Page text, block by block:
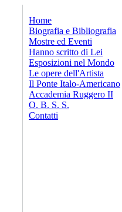
Home
Biografia e Bibliografia
Mostre ed Eventi
Hanno scritto di Lei
Esposizioni nel Mondo
Le opere dell'Artista
Il Ponte Italo-Americano
Accademia Ruggero II
O. B. S. S.
Contatti